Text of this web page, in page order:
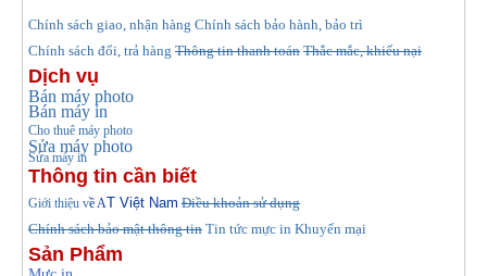
Chính sách giao, nhận hàng Chính sách bảo hành, bảo trì
Chính sách đổi, trả hàng Thông tin thanh toán Thắc mắc, khiếu nại
Dịch vụ
Bán máy photo
Bán máy in
Cho thuê máy photo
Sửa máy photo
Sửa máy in
Thông tin cần biết
Giới thiệu về AT Việt Nam Điều khoản sử dụng
Chính sách bảo mật thông tin Tin tức mực in Khuyến mại
Sản Phẩm